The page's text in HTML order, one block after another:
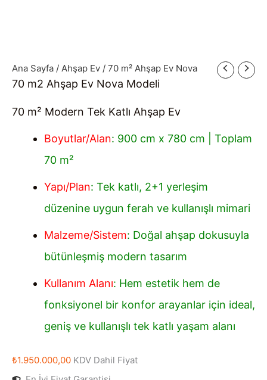
Ana Sayfa / Ahşap Ev / 70 m² Ahşap Ev Nova
70 m2 Ahşap Ev Nova Modeli
70 m² Modern Tek Katlı Ahşap Ev
Boyutlar/Alan: 900 cm x 780 cm | Toplam
70 m²
Yapı/Plan: Tek katlı, 2+1 yerleşim
düzenine uygun ferah ve kullanışlı mimari
Malzeme/Sistem: Doğal ahşap dokusuyla
bütünleşmiş modern tasarım
Kullanım Alanı: Hem estetik hem de
fonksiyonel bir konfor arayanlar için ideal,
geniş ve kullanışlı tek katlı yaşam alanı
₺1.950.000,00 KDV Dahil Fiyat